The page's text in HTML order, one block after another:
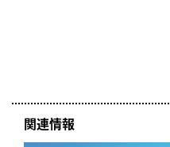
関連情報